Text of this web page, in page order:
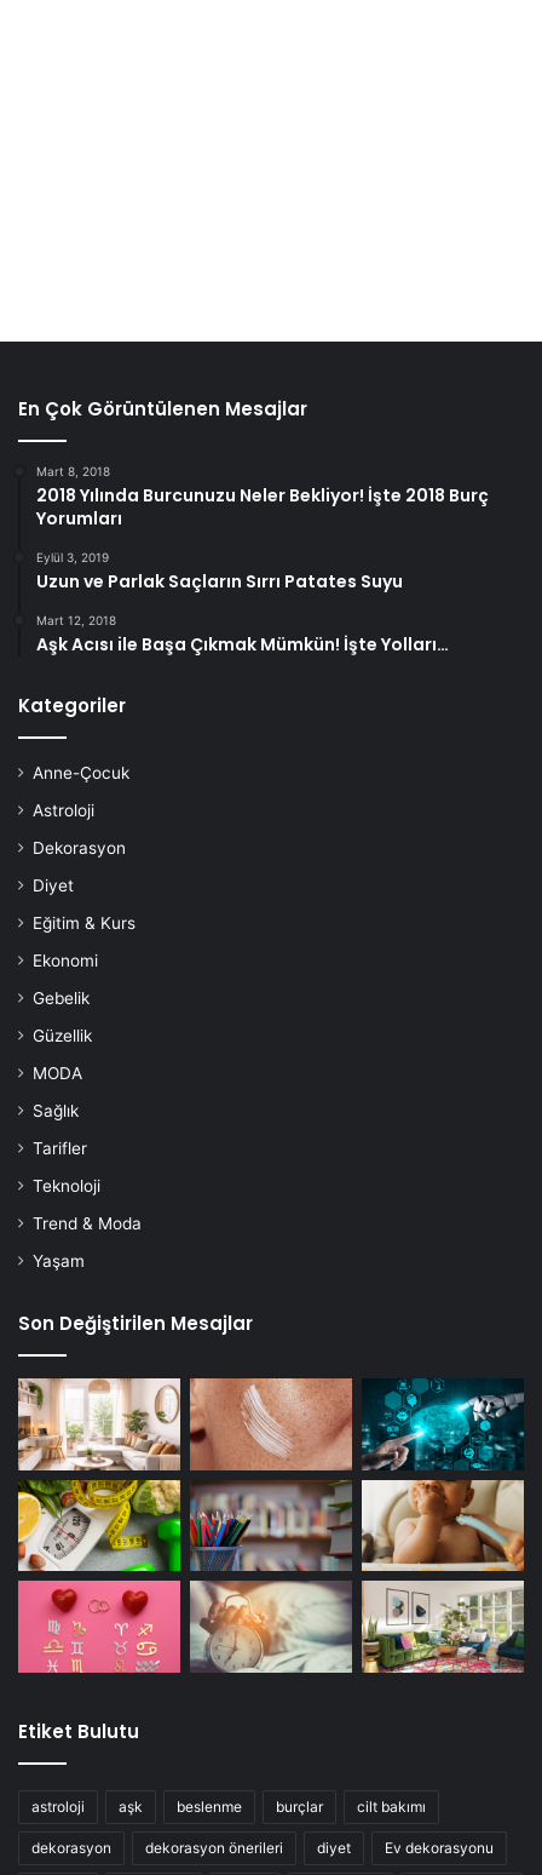
En Çok Görüntülenen Mesajlar
Mart 8, 2018
2018 Yılında Burcunuzu Neler Bekliyor! İşte 2018 Burç
Yorumları
Eylül 3, 2019
Uzun ve Parlak Saçların Sırrı Patates Suyu
Mart 12, 2018
Aşk Acısı ile Başa Çıkmak Mümkün! İşte Yolları…
Kategoriler
Anne-Çocuk
Astroloji
Dekorasyon
Diyet
Eğitim & Kurs
Ekonomi
Gebelik
Güzellik
MODA
Sağlık
Tarifler
Teknoloji
Trend & Moda
Yaşam
Son Değiştirilen Mesajlar
Etiket Bulutu
astroloji aşk beslenme burçlar cilt bakımı
dekorasyon dekorasyon önerileri diyet Ev dekorasyonu